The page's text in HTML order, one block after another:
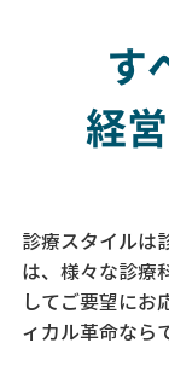
す
経
診療スタイルは
は、様々な診療
してご要望にお
ィカル革命なら